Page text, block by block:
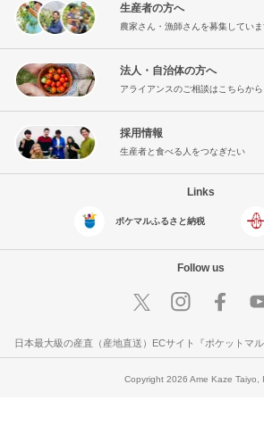
生産者の方へ
農家さん・漁師さんを募集していま
法人・自治体の方へ
アライアンスのご相談はこちらから
採用情報
生産者と食べる人をつなぎたい
Links
ポケマルふるさと納税
Follow us
日本最大級の産直（産地直送）ECサイト『ポケットマル
Copyright 2026 Ame Kaze Taiyo,